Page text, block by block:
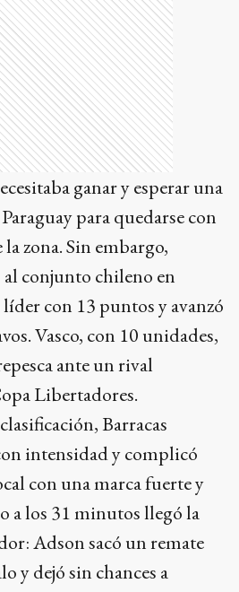
ganar y esperar una
para quedarse con
zona. Sin embargo,
conjunto chileno en
con 13 puntos y avanzó
Vasco, con 10 unidades,
ante un rival
Libertadores.
Barracas
intensidad y complicó
con una marca fuerte y
a los 31 minutos llegó la
Adson sacó un remate
y dejó sin chances a